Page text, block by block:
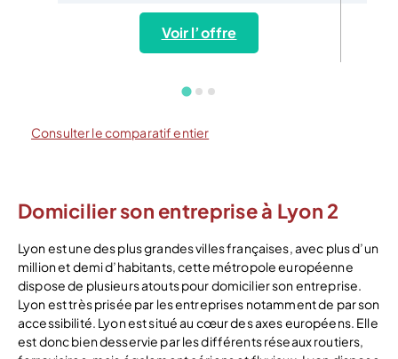
Voir l’offre
Consulter le comparatif entier
Domicilier son entreprise à Lyon 2
Lyon est une des plus grandes villes françaises, avec plus d’un
million et demi d’habitants, cette métropole européenne
dispose de plusieurs atouts pour domicilier son entreprise.
Lyon est très prisée par les entreprises notamment de par son
accessibilité. Lyon est situé au cœur des axes européens. Elle
est donc bien desservie par les différents réseaux routiers,